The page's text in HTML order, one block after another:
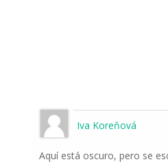
Iva Koreňová
Aquí está oscuro, pero se